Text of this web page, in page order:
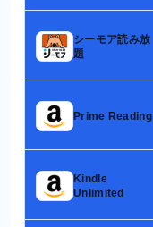
シーモア読み放
題
Prime Reading
Kindle
Unlimited